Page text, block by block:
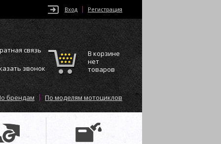
Вход Регистрация
связь
звонок
В корзине
нет
товаров
брендам По моделям мотоциклов